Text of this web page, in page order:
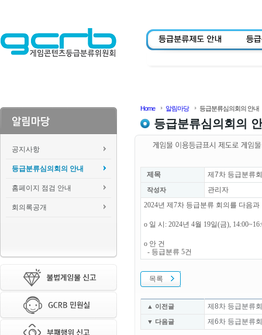
공지사항
등급분류심의회의 안내
홈페이지 점검 안내
회의록공개
Home 알림마당 등급분류심의회의 안내
등급분류심의회의
제목 제7차 등급분류
작성자
관리자
2024년 제7차 등급분류 회의를 다음
o 일 시: 2024년 4월 19일(금),
o 안 건
- 등급분류 5건
목록
▲ 이전글 제8차 등급분류
▼ 다음글 제6차 등급분류